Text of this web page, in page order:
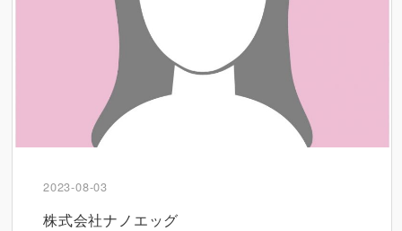
2023-08-03
株式会社ナノエッグ